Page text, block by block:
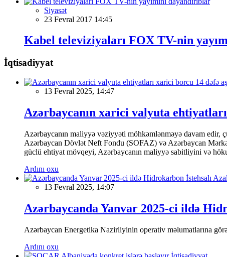
Siyasət
23 Fevral 2017 14:45
Kabel televiziyaları FOX TV-nin
İqtisadiyyat
13 Fevral 2025, 14:47
Azərbaycanın xarici valyuta
Azərbaycanın maliyyə vəziyyəti möhkəmlənməyə davam
Azərbaycan Dövlət Neft Fondu (SOFAZ) və Azərbaycan
güclü ehtiyat mövqeyi, Azərbaycanın maliyyə sabitliyini və
Ardını oxu
13 Fevral 2025, 14:07
Azərbaycanda Yanvar 2025-ci ildə
Azərbaycan Energetika Nazirliyinin operativ məlumatlarına
Ardını oxu